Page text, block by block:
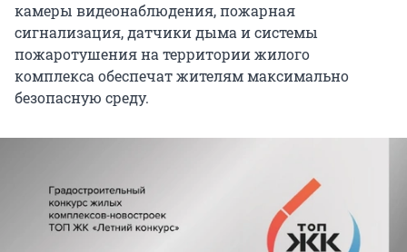
камеры видеонаблюдения, пожарная
сигнализация, датчики дыма и системы
пожаротушения на территории жилого
комплекса обеспечат жителям максимально
безопасную среду.